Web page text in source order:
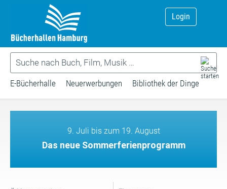
Login
E-Bücherhalle Neuerwerbungen Bibliothek der Dinge
9. Juli bis zum 19. August
Das neue Sommerferienprogramm